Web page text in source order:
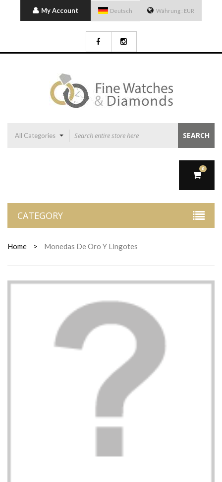
My Account Deutsch Währung : EUR
All Categories SEARCH
0
CATEGORY
Home > Monedas De Oro Y Lingotes
MONEDAS DE ORO Y